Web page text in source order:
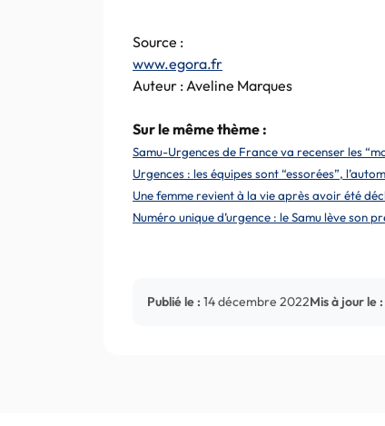
Source :
www.egora.fr
Auteur : Aveline Marques
Sur le même thème :
Samu-Urgences de France va recenser les
Urgences : les équipes sont “essorées”,
Une femme revient à la vie après avoir été
Numéro unique d’urgence : le Samu lève
Publié le : 14 décembre 2022Mis à jour le :